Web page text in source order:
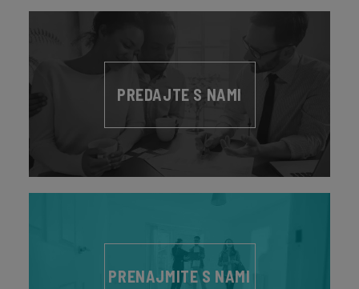
PREDAJTE S NAMI
PRENAJMITE S NAMI